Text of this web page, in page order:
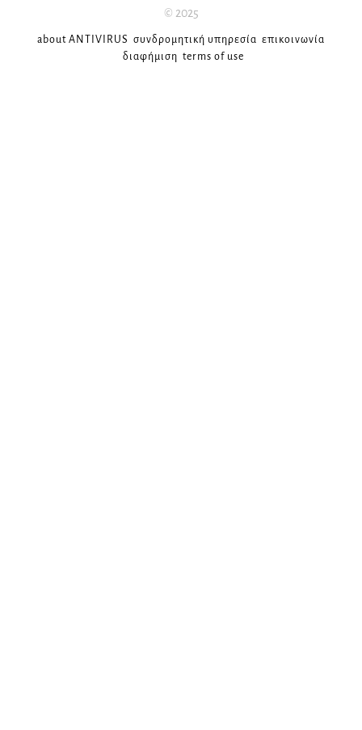
© 2025
about ANTIVIRUS συνδρομητική υπηρεσία επικοινωνία
διαφήμιση terms of use